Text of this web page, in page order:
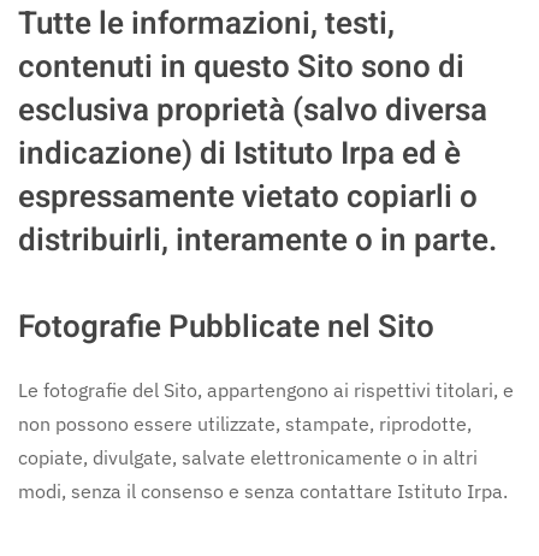
Tutte le informazioni, testi,
contenuti in questo Sito sono di
esclusiva proprietà (salvo diversa
indicazione) di Istituto Irpa ed è
espressamente vietato copiarli o
distribuirli, interamente o in parte.
Fotografie Pubblicate nel Sito
Le fotografie del Sito, appartengono ai rispettivi titolari, e
non possono essere utilizzate, stampate, riprodotte,
copiate, divulgate, salvate elettronicamente o in altri
modi, senza il consenso e senza contattare Istituto Irpa.